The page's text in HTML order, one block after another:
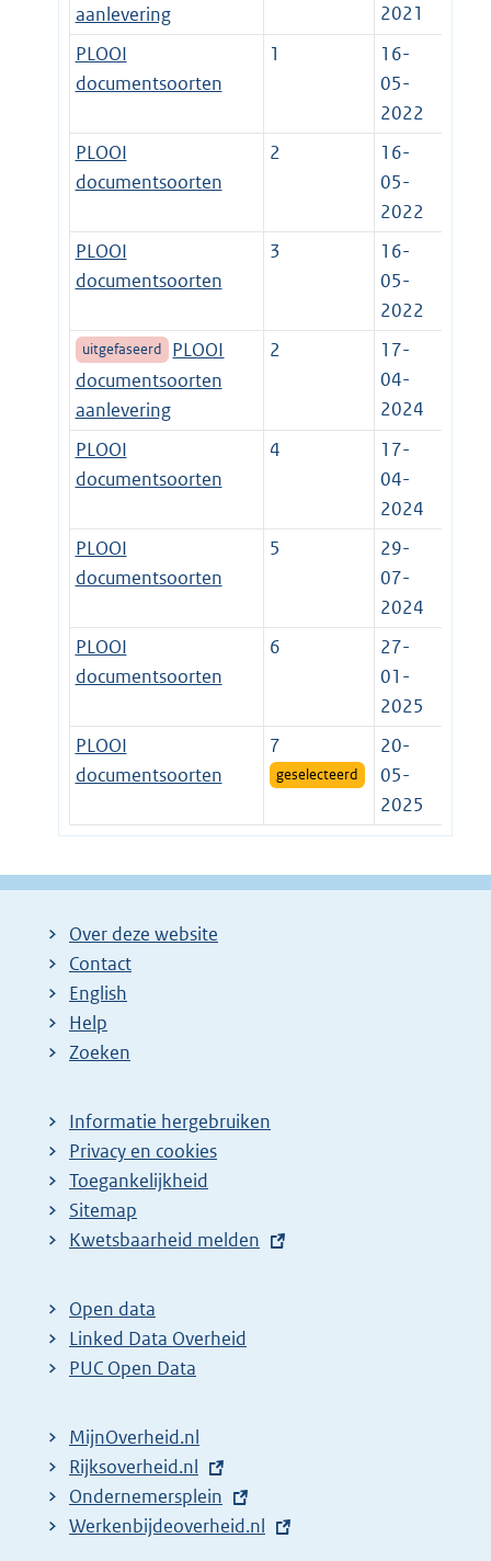
aanlevering
2021
PLOOI
documentsoorten
1
16-
05-
2022
PLOOI
documentsoorten
2
16-
05-
2022
PLOOI
documentsoorten
3
16-
05-
2022
uitgefaseerd
PLOOI
documentsoorten
aanlevering
2
17-
04-
2024
PLOOI
documentsoorten
4
17-
04-
2024
PLOOI
documentsoorten
5
29-
07-
2024
PLOOI
documentsoorten
6
27-
01-
2025
PLOOI
documentsoorten
7
geselecteerd
20-
05-
2025
Over deze website
Contact
English
Help
Zoeken
Informatie hergebruiken
Privacy en cookies
Toegankelijkheid
Sitemap
E
t
e
r
l
i
n
k
Kwetsbaarheid melden
Open data
Linked Data Overheid
PUC Open Data
MijnOverheid.nl
E
x
t
Rijksoverheid.nl
E
x
Ondernemersplein
E
Werkenbijdeoverheid.nl